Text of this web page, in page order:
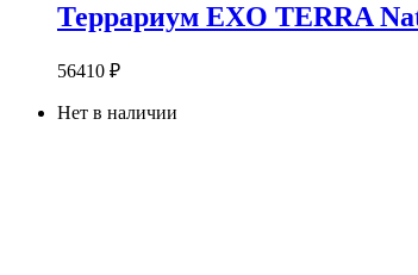
Террариум EXO TERRA
56410 ₽
Нет в наличии